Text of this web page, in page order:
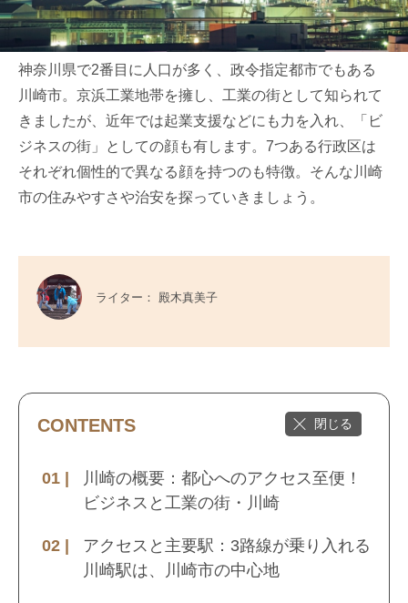
神奈川県で2番目に人口が多く、政令指定都市でもある
川崎市。京浜工業地帯を擁し、工業の街として知られて
きましたが、近年では起業支援などにも力を入れ、「ビ
ジネスの街」としての顔も有します。7つある行政区は
それぞれ個性的で異なる顔を持つのも特徴。そんな川崎
市の住みやすさや治安を探っていきましょう。
ライター： 殿木真美子
CONTENTS
川崎の概要：都心へのアクセス至便！
ビジネスと工業の街・川崎
アクセスと主要駅：3路線が乗り入れる
川崎駅は、川崎市の中心地